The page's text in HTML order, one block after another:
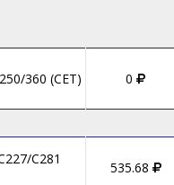
360 (CET) 0
C281
535.68